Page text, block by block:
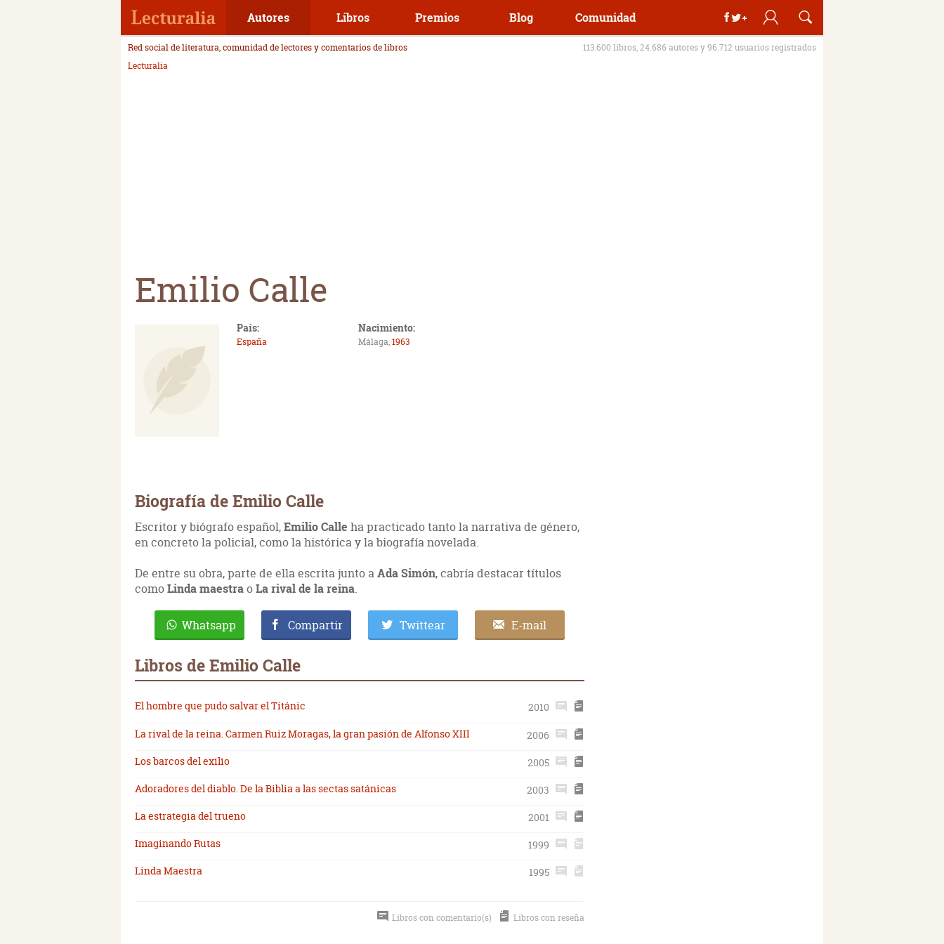
Autores Libros Premios Blog Comunidad
Red social de literatura, comunidad de lectores y comentarios de libros
113.600 libros, 24.686 autores y 96.712 usuarios registrados
Lecturalia
Emilio Calle
País:
España
Nacimiento:
Málaga,1963
Biografía de Emilio Calle
Escritor y biógrafo español,Emilio Calle ha practicado tanto la narrativa de género,
en concreto la policial, como la histórica y la biografía novelada.
De entre su obra, parte de ella escrita junto aAda Simón, cabría destacar títulos
comoLinda maestraoLa rival de la reina.
Whatsapp Compartir Twittear E-mail
Libros de Emilio Calle
El hombre que pudo salvar el Titánic
2010
La rival de la reina. Carmen Ruiz Moragas, la gran pasión de Alfonso XIII
2006
Los barcos del exilio
2005
Adoradores del diablo. De la Biblia a las sectas satánicas
2003
La estrategia del trueno
2001
Imaginando Rutas
1999
Linda Maestra
1995
Libros con comentario(s) Libros con reseña